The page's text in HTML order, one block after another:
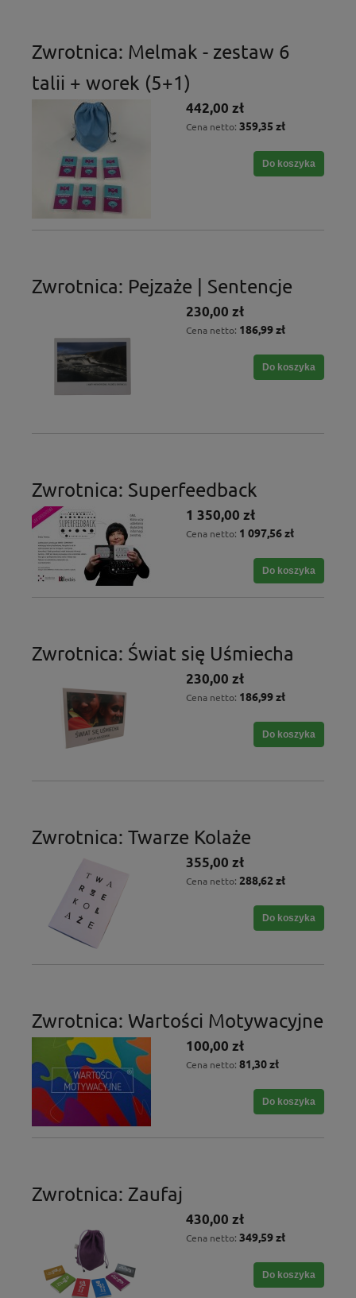
Zwrotnica: Melmak - zestaw 6
talii + worek (5+1)
442,00 zł
Cena netto: 359,35 zł
Do koszyka
Zwrotnica: Pejzaże | Sentencje
230,00 zł
Cena netto: 186,99 zł
Do koszyka
Zwrotnica: Superfeedback
1 350,00 zł
Cena netto: 1 097,56 zł
Do koszyka
Zwrotnica: Świat się Uśmiecha
230,00 zł
Cena netto: 186,99 zł
Do koszyka
Zwrotnica: Twarze Kolaże
355,00 zł
Cena netto: 288,62 zł
Do koszyka
Zwrotnica: Wartości Motywacyjne
100,00 zł
Cena netto: 81,30 zł
Do koszyka
Zwrotnica: Zaufaj
430,00 zł
Cena netto: 349,59 zł
Do koszyka